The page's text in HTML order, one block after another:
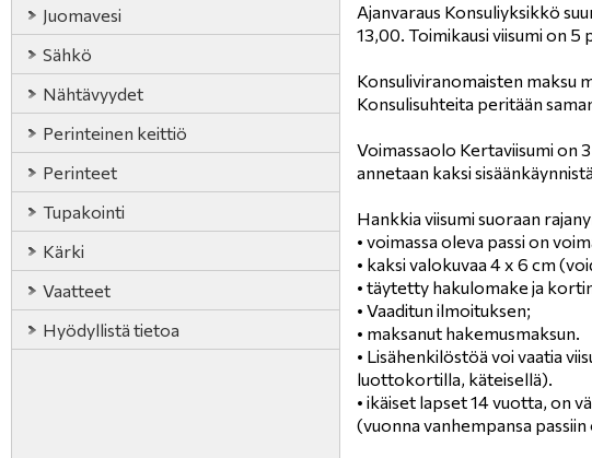
Juomavesi
Sähkö
Nähtävyydet
Perinteinen keittiö
Perinteet
Tupakointi
Kärki
Vaatteet
Hyödyllistä tietoa
Ajanvaraus Konsuliyksikkö
13,00. Toimikausi viisumi on 5
Konsuliviranomaisten maksu
Konsulisuhteita peritään
Voimassaolo Kertaviisumi on
annetaan kaksi
Hankkia viisumi suoraan
• voimassa oleva passi on
• kaksi valokuvaa 4 x 6 cm
• täytetty hakulomake ja
• Vaaditun ilmoituksen;
• maksanut hakemusmaksun.
• Lisähenkilöstöä voi vaatia
luottokortilla, käteisellä).
• ikäiset lapset 14 vuotta, on
(vuonna vanhempansa